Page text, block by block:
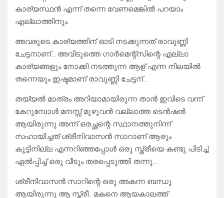
കാര്യസ്ഥൻ എന്ന് തന്നെ വേണമെങ്കിൽ പറയാം
എല്ലാത്തിനും
അവരുടെ കാര്യത്തിന് ഓടി നടക്കുന്നത് രാവുണ്ണി
ചേട്ടനാണ്… അവിടുത്തെ ഗാർമെന്റ്സിന്റെ എല്ലാ
കാര്യങ്ങളും നോക്കി നടത്തുന്ന ആള് എന്ന നിലയിൽ
തന്നെയും ഇഷ്ടമാണ് രാവുണ്ണി ചേട്ടന്…
തയ്യൽ മാത്രം അറിയാമായിരുന്ന താൻ ഇവിടെ വന്ന്
കേറുമ്പോൾ മനസ്സ് മുഴുവൻ വല്ലാത്ത ടെൻഷൻ
ആയിരുന്നു അന്ന് ഒരച്ഛന്റെ സ്ഥാനത്തുനിന്ന്
സഹായിച്ചത് ശ്രീനിവാസൻ സാറാണ് ആരും
കൂട്ടിനില്ല എന്നറിഞ്ഞപ്പോൾ ഒരു സ്ത്രീയെ കണ്ടു പിടിച്ച്
ഏൽപ്പിച്ച് ഒരു വീടും തരപ്പെടുത്തി തന്നു…
ശ്രീനിവാസൻ സാറിന്റെ ഒരു അകന്ന ബന്ധു
ആയിരുന്നു ആ സ്ത്രീ.. മകനെ ആയകാലത്ത്